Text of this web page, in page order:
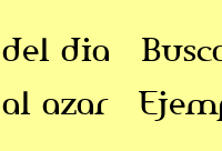
dia
azar